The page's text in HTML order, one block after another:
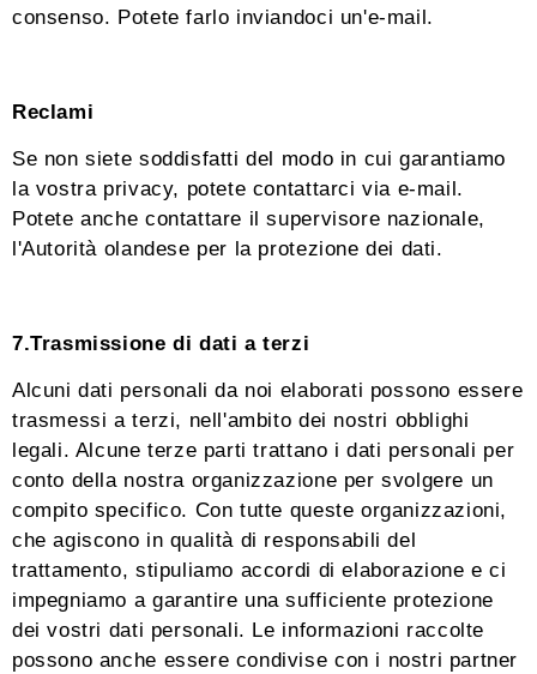
consenso. Potete farlo inviandoci un'e-mail.
Reclami
Se non siete soddisfatti del modo in cui garantiamo
la vostra privacy, potete contattarci via e-mail.
Potete anche contattare il supervisore nazionale,
l'Autorità olandese per la protezione dei dati.
7.Trasmissione di dati a terzi
Alcuni dati personali da noi elaborati possono essere
trasmessi a terzi, nell'ambito dei nostri obblighi
legali. Alcune terze parti trattano i dati personali per
conto della nostra organizzazione per svolgere un
compito specifico. Con tutte queste organizzazioni,
che agiscono in qualità di responsabili del
trattamento, stipuliamo accordi di elaborazione e ci
impegniamo a garantire una sufficiente protezione
dei vostri dati personali. Le informazioni raccolte
possono anche essere condivise con i nostri partner